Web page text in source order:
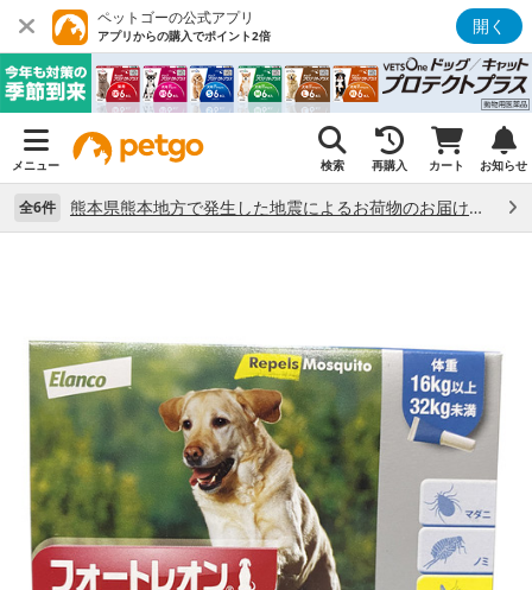
ペットゴーの公式アプリ
アプリからの購入でポイント2倍 開く
メニュー 検索 再購入 カート お知らせ
全6件 熊本県熊本地方で発生した地震によるお荷物のお届け状況について （7/28）